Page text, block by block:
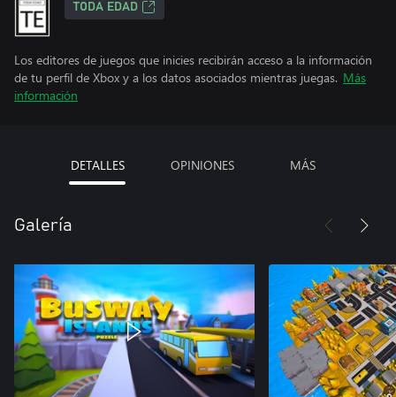
TODA EDAD
Los editores de juegos que inicies recibirán acceso a la información
de tu perfil de Xbox y a los datos asociados mientras juegas. Más
información
DETALLES OPINIONES MÁS
Galería